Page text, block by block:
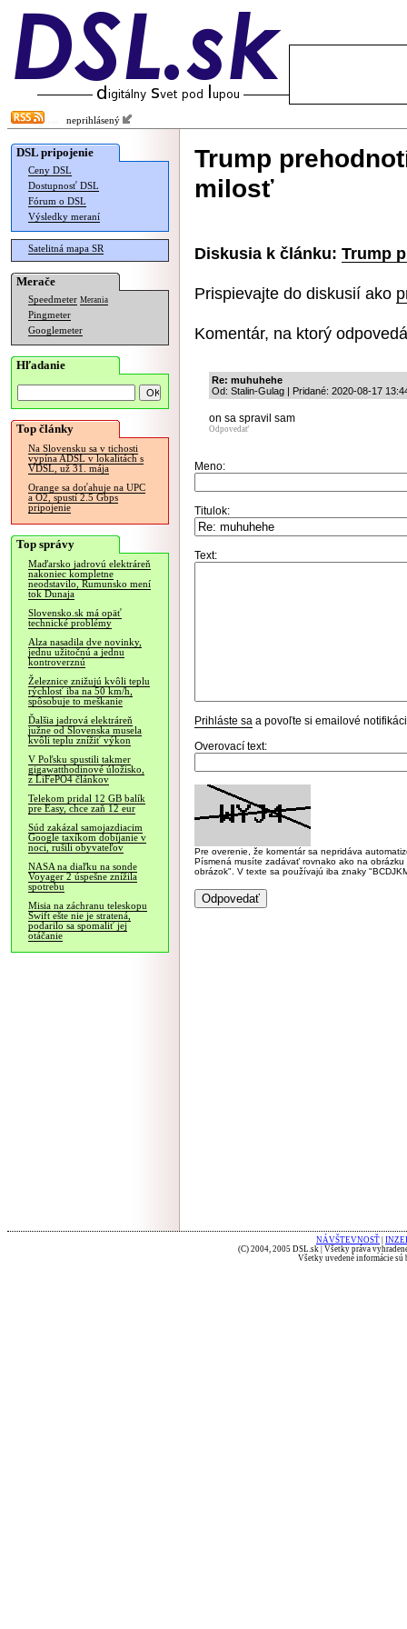
neprihlásený
DSL pripojenie
Ceny DSL
Dostupnosť DSL
Fórum o DSL
Výsledky meraní
Satelitná mapa SR
Merače
Speedmeter Merania
Pingmeter
Googlemeter
Hľadanie
Top články
Na Slovensku sa v tichosti
vypína ADSL v lokalitách s
VDSL, už 31. mája
Orange sa doťahuje na UPC
a O2, spustí 2.5 Gbps
pripojenie
Top správy
Maďarsko jadrovú elektráreň
nakoniec kompletne
neodstavilo, Rumunsko mení
tok Dunaja
Slovensko.sk má opäť
technické problémy
Alza nasadila dve novinky,
jednu užitočnú a jednu
kontroverznú
Železnice znižujú kvôli teplu
rýchlosť iba na 50 km/h,
spôsobuje to meškanie
Ďalšia jadrová elektráreň
južne od Slovenska musela
kvôli teplu znížiť výkon
V Poľsku spustili takmer
gigawatthodinové úložisko,
z LiFePO4 článkov
Telekom pridal 12 GB balík
pre Easy, chce zaň 12 eur
Súd zakázal samojazdiacim
Google taxíkom dobíjanie v
noci, rušili obyvateľov
NASA na diaľku na sonde
Voyager 2 úspešne znížila
spotrebu
Misia na záchranu teleskopu
Swift ešte nie je stratená,
podarilo sa spomaliť jej
otáčanie
Trump
milosť
Diskusia k článku: Trump
Prispievajte do diskusií ako
Komentár, na ktorý
Re: muhuhehe
Od: Stalin-Gulag | Pridané: 2020-08-17
on sa spravil sam
Odpovedať
Meno:
Titulok:
Text:
Prihláste sa a povoľte si emailové
Overovací text:
Pre overenie, že komentár sa nepridáva
Písmená musíte zadávať rovnako ako na
obrázok". V texte sa používajú iba znaky
NÁVŠTEVNOSŤ
(C) 2004, 2005 DSL.sk | Všetky práva
Všetky uvedené informácie sú